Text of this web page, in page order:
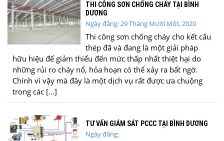
THI CÔNG SƠN CHỐNG CHÁY TẠI BÌNH
DƯƠNG
Ngày đăng: 29 Tháng Mười Một, 2020
Thi công sơn chống cháy cho kết cấu
thép đã và đang là một giải pháp
hữu hiệu để giảm thiểu đến mức thấp nhất thiệt hại do
những rủi ro cháy nổ, hỏa hoạn có thể xảy ra bất ngờ.
Chính vì vậy mà đây là một dịch vụ rất được ưa chuộng
trong các […]
TƯ VẤN GIÁM SÁT PCCC TẠI BÌNH DƯƠNG
Ngày đăng: